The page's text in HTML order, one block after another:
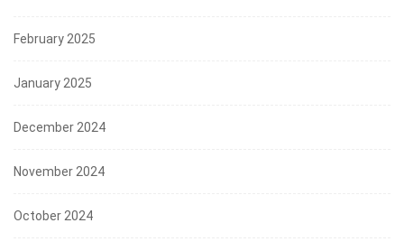
February 2025
January 2025
December 2024
November 2024
October 2024